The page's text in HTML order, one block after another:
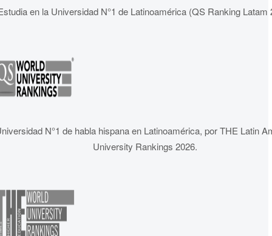
en la Universidad N°1 de Latinoamérica (QS Ranking Latam
N°1 de habla hispana en Latinoamérica, por THE Latin
University Rankings 2026.